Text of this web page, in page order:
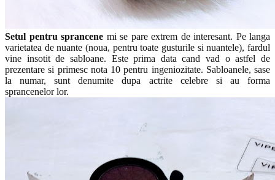
Setul pentru sprancene mi se pare extrem de interesant. Pe langa
varietatea de nuante (noua, pentru toate gusturile si nuantele), fardul
vine insotit de sabloane. Este prima data cand vad o astfel de
prezentare si primesc nota 10 pentru ingeniozitate. Sabloanele, sase
la numar, sunt denumite dupa actrite celebre si au forma
sprancenelor lor.